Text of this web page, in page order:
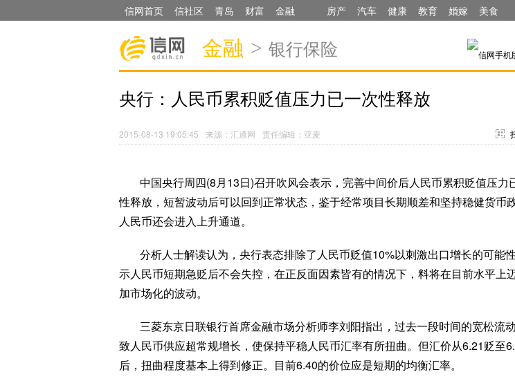
信网首页 信社区 青岛 财富 金融 房产 汽车 健康 教育 婚嫁 美食
金融 > 银行保险
央行：人民币累积贬值压力已一次性释放
2015-08-13 19:05:45 来源：汇通网 责任编辑：亚麦
中国央行周四(8月13日)召开吹风会表示，完善中间价后人民币累积贬值压力
性释放，短暂波动后可以回到正常状态，鉴于经常项目长期顺差和坚持稳健货币
人民币还会进入上升通道。
分析人士解读认为，央行表态排除了人民币贬值10%以刺激出口增长的可能
示人民币短期急贬后不会失控，在正反面因素皆有的情况下，料将在目前水平上
加市场化的波动。
三菱东京日联银行首席金融市场分析师李刘阳指出，过去一段时间的宽松流
致人民币供应超常规增长，使保持平稳人民币汇率有所扭曲。但汇价从6.21贬至
后，扭曲程度基本上得到修正。目前6.40的价位应是短期的均衡汇率。